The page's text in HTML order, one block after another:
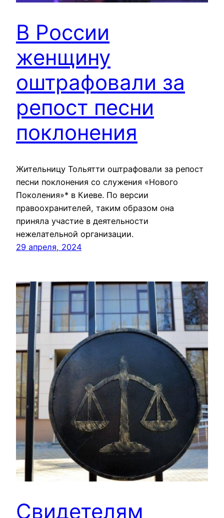
В России
женщину
оштрафовали за
репост песни
поклонения
Жительницу Тольятти оштрафовали за репост
песни поклонения со служения «Нового
Поколения»* в Киеве. По версии
правоохранителей, таким образом она
приняла участие в деятельности
нежелательной организации.
29 апреля, 2024
Свидетелям